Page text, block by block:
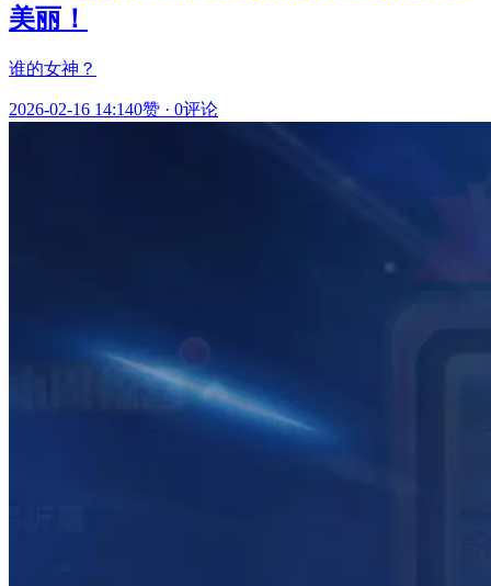
美丽！
谁的女神？
2026-02-16 14:140赞 · 0评论